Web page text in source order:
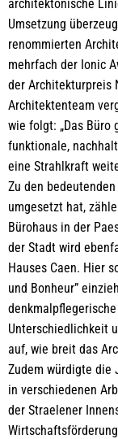
architektonische
Umsetzung
renommierten
mehrfach der Ionic
der Architekturpreis
Architektenteam
wie folgt: „Das Büro
funktionale,
eine Strahlkraft
Zu den
umgesetzt hat,
Bürohaus in der
der Stadt wird
Hauses Caen. Hier
und Bonheur”
Unterschiedlichkeit
auf, wie breit das
Zudem würdigte die
in verschiedenen
der Straelener